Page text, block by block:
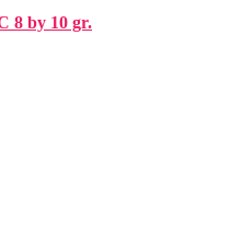
8 by 10 gr.